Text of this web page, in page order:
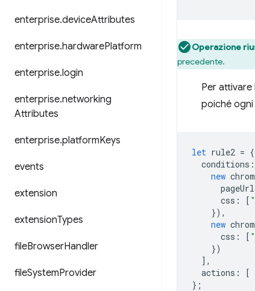
enterprise.deviceAttributes
enterprise.hardwarePlatform
enterprise.login
enterprise.networking
Attributes
enterprise.platformKeys
events
extension
extensionTypes
fileBrowserHandler
fileSystemProvider
Operazione
precedente.
Per
poiché
let rule2 = {
conditions :
new
pageUrl
css : [
}),
new
css : [
})
],
actions : [
};